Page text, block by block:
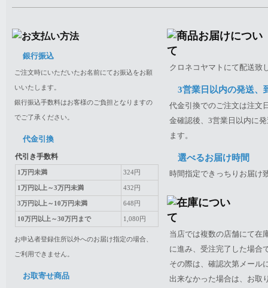
銀行振込
ご注文時にいただいたお名前にてお振込をお願
いいたします。
銀行振込手数料はお客様のご負担となりますの
でご了承ください。
代金引換
代引き手数料
1万円未満 324円
1万円以上～3万円未満 432円
3万円以上～10万円未満 648円
10万円以上～30万円まで 1,080円
お申込者登録住所以外へのお届け指定の場合、
ご利用できません。
お取寄せ商品
クロネコヤマトにて配送致
3営業日以内の発送、
代金引換でのご注文は注文
金確認後、3営業日以内に
ます。
選べるお届け時間
時間指定できっちりお届け
当店では複数の店舗にて在
に進み、受注完了した場合
その際は、確認次第メール
出来なかった場合は、お取